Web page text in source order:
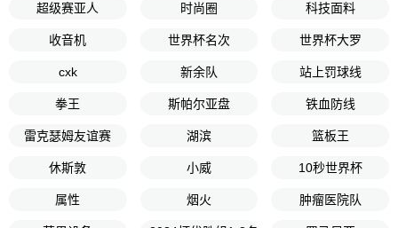
超级赛亚人 时尚圈 科技面料
收音机 世界杯名次 世界杯大罗
cxk 新余队 站上罚球线
拳王 斯帕尔亚盘 铁血防线
雷克瑟姆友谊赛 湖滨 篮板王
休斯敦 小威 10秒世界杯
属性 烟火 肿瘤医院队